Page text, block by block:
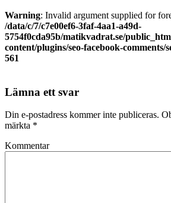
Warning: Invalid argument supplied for
/data/c/7/c7e00ef6-3faf-4aa1-a49d-
5754f0cda95b/matikvadrat.se/
content/plugins/seo-facebook-comments/
561
Lämna ett svar
Din e-postadress kommer inte publiceras.
märkta *
Kommentar